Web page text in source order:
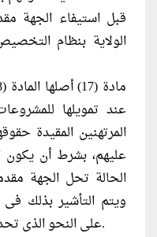
الولاية بنظام
عند تمويلها
المرتهنين المقيدة
عليهم، بشرط أن يكون
الحالة تحل الجهة
ويتم التأشير بذلك
على النحو الذى تحدده اللائحة التنفيذية لهذا القانون.